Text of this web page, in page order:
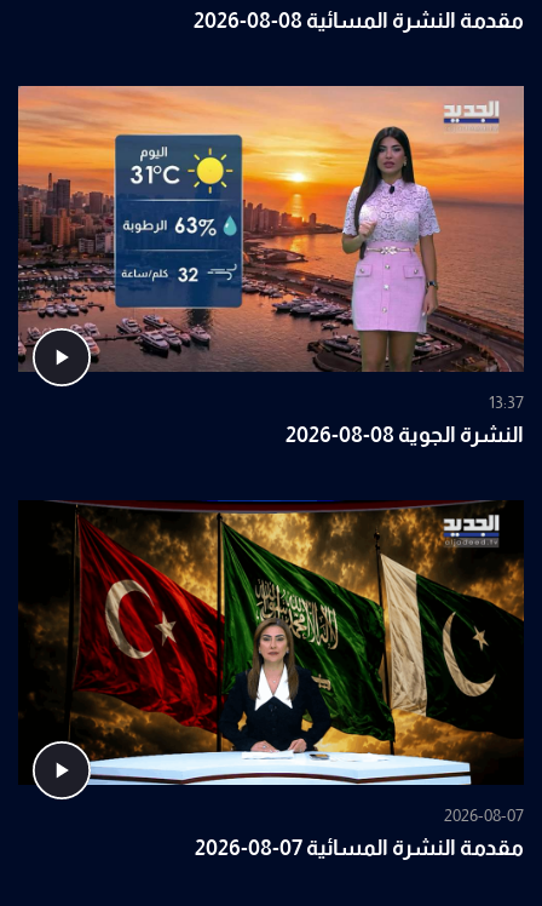
مقدمة النشرة المسائية 08-08-2026
13:37
النشرة الجوية 08-08-2026
2026-08-07
مقدمة النشرة المسائية 07-08-2026